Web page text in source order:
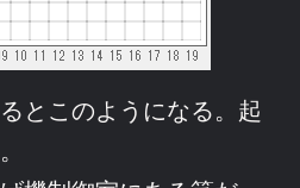
とこのようになる。起